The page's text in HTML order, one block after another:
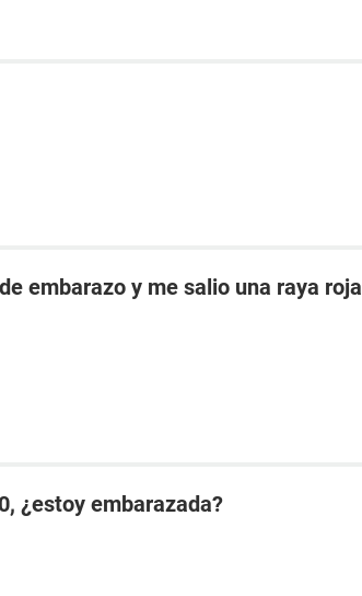
embarazo y me salio una raya roja
¿estoy embarazada?